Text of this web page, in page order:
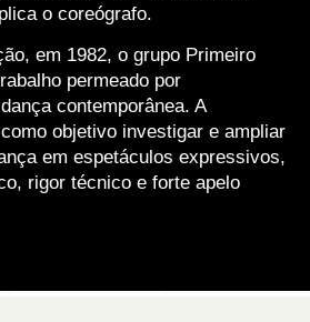
o coreógrafo.
em 1982, o grupo Primeiro
permeado por
contemporânea. A
objetivo investigar e ampliar
em espetáculos expressivos,
rigor técnico e forte apelo